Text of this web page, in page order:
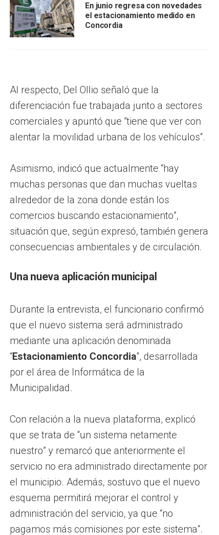
En junio regresa con novedades
el estacionamiento medido en
Concordia
Al respecto, Del Ollio señaló que la
diferenciación fue trabajada junto a sectores
comerciales y apuntó que “tiene que ver con
alentar la movilidad urbana de los vehículos”.
Asimismo, indicó que actualmente “hay
muchas personas que dan muchas vueltas
alrededor de la zona donde están los
comercios buscando estacionamiento”,
situación que, según expresó, también genera
consecuencias ambientales y de circulación.
Una nueva aplicación municipal
Durante la entrevista, el funcionario confirmó
que el nuevo sistema será administrado
mediante una aplicación denominada
“Estacionamiento Concordia”, desarrollada
por el área de Informática de la
Municipalidad.
Con relación a la nueva plataforma, explicó
que se trata de “un sistema netamente
nuestro” y remarcó que anteriormente el
servicio no era administrado directamente por
el municipio. Además, sostuvo que el nuevo
esquema permitirá mejorar el control y
administración del servicio, ya que “no
pagamos más comisiones por este sistema”.